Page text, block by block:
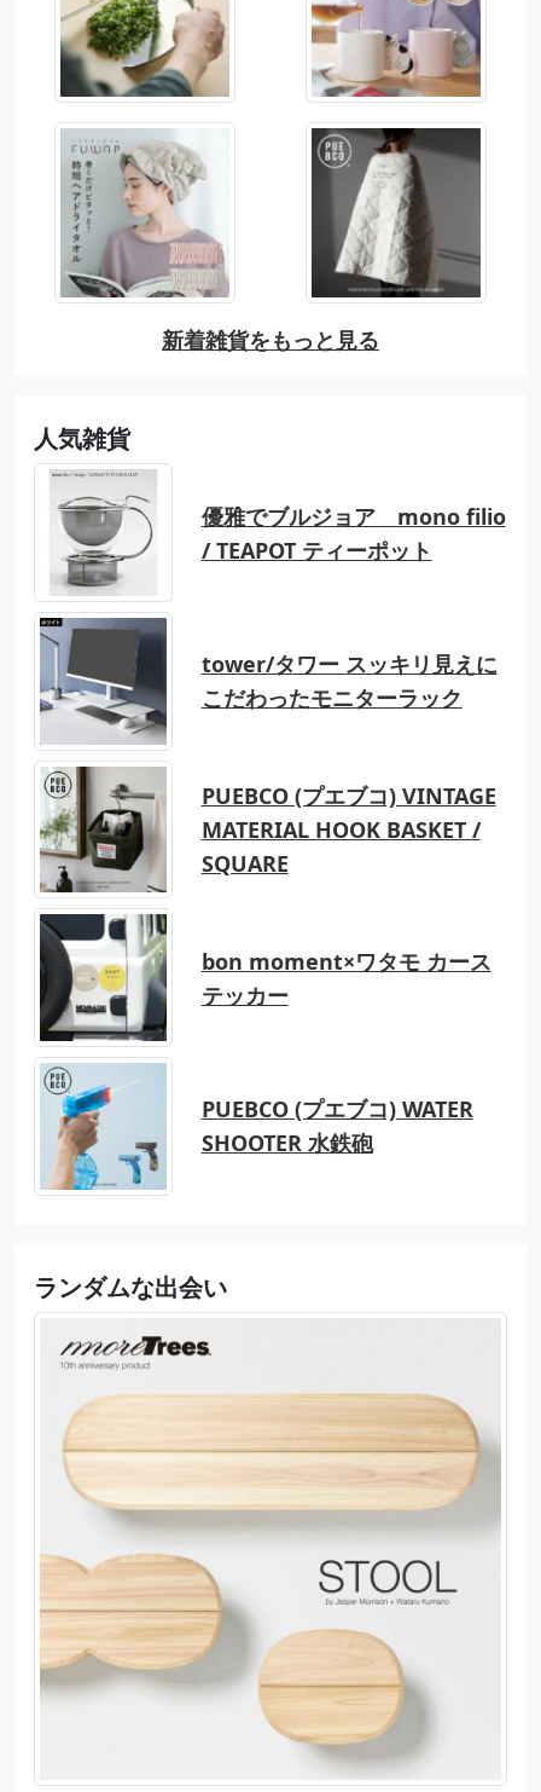
新着雑貨をもっと見る
人気雑貨
優雅でブルジョア mono filio
/ TEAPOT ティーポット
tower/タワー スッキリ見えに
こだわったモニターラック
PUEBCO (プエブコ) VINTAGE
MATERIAL HOOK BASKET /
SQUARE
bon moment×ワタモ カース
テッカー
PUEBCO (プエブコ) WATER
SHOOTER 水鉄砲
ランダムな出会い